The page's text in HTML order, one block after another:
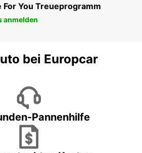
For You Treueprogramm
anmelden
bei Europcar
Pannenhilfe